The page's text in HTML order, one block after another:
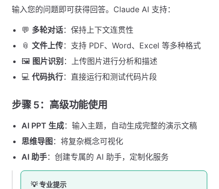
输入您的问题即可获得回答。Claude AI 支持：
💬 多轮对话：保持上下文连贯性
📎 文件上传：支持 PDF、Word、Excel 等多种格式
🖼️ 图片识别 ：上传图片进行分析和描述
💻 代码执行：直接运行和测试代码片段
步骤 5：高级功能使用
AI PPT 生成：输入主题，自动生成完整的演示文稿
思维导图 ：将复杂概念可视化
AI 助手：创建专属的 AI 助手，定制化服务
💡 专业提示